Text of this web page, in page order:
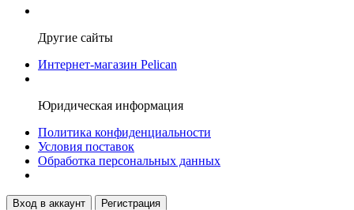
Другие сайты
Интернет-магазин Pelican
Юридическая информация
Политика конфиденциальности
Условия поставок
Обработка персональных данных
Вход в аккаунт
Регистрация